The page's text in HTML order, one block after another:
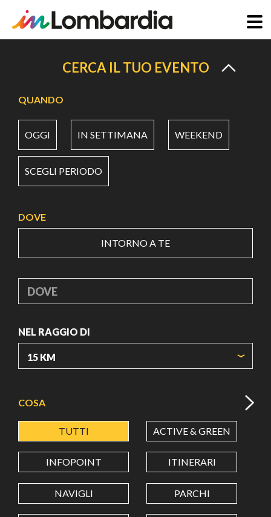
principale
CERCA IL TUO EVENTO
QUANDO
OGGI IN SETTIMANA WEEKEND
SCEGLI PERIODO
DOVE
INTORNO A TE
DOVE
NEL RAGGIO DI
LATITUDINE
LONGITUDINE
COSA
TUTTI ACTIVE & GREEN
INFOPOINT ITINERARI
NAVIGLI PARCHI